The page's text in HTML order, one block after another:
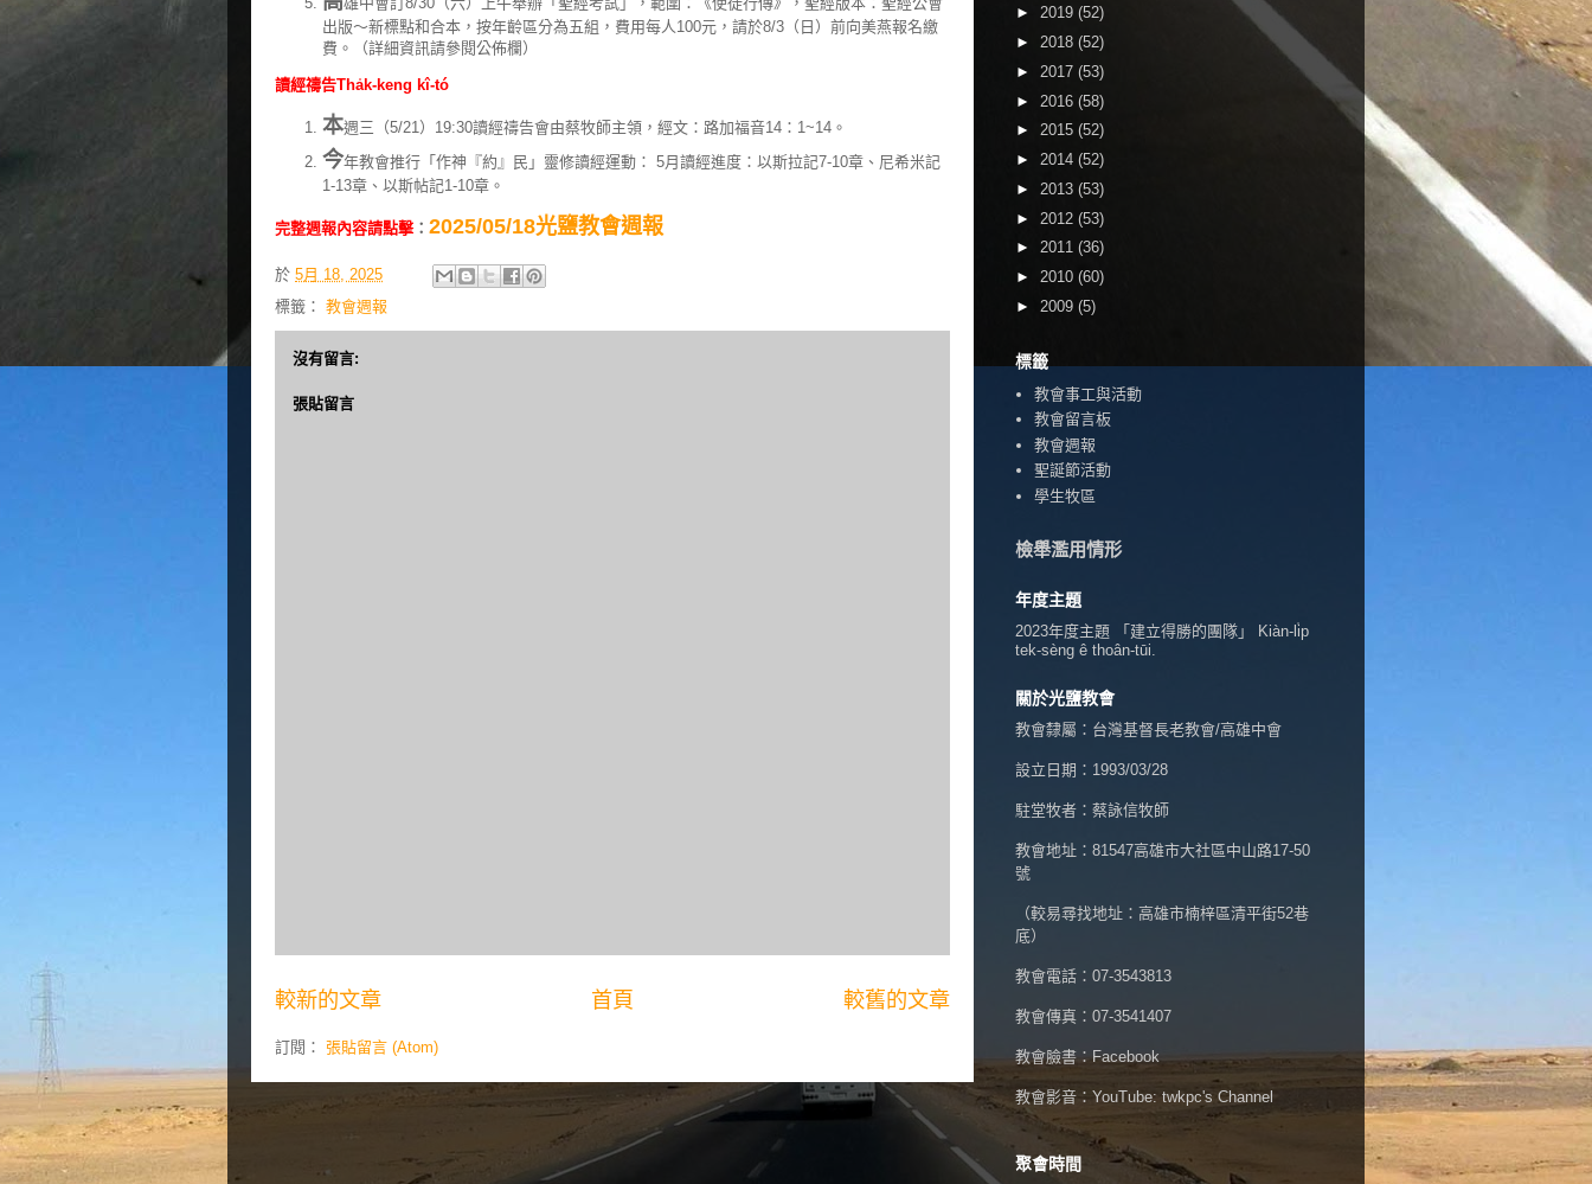
出版～新標點和合本，按年齡區分為五組，費用每人100元，請於8/3（日）前向美燕報名繳
費。（詳細資訊請參閱公佈欄）
讀經禱告Tha̍k-keng kî-tó
本週三（5/21）19:30讀經禱告會由蔡牧師主領，經文：路加福音14：1~14。
今年教會推行「作神『約』民」靈修讀經運動： 5月讀經進度：以斯拉記7-10章、尼希米記
1-13章、以斯帖記1-10章。
完整週報內容請點擊： 2025/05/18光鹽教會週報
於 5月 18, 2025
標籤： 教會週報
沒有留言:
張貼留言
較新的文章 較舊的文章
首頁
訂閱： 張貼留言 (Atom)
► 2019 (52)
► 2018 (52)
► 2017 (53)
► 2016 (58)
► 2015 (52)
► 2014 (52)
► 2013 (53)
► 2012 (53)
► 2011 (36)
► 2010 (60)
► 2009 (5)
標籤
教會事工與活動
教會留言板
教會週報
聖誕節活動
學生牧區
檢舉濫用情形
年度主題
2023年度主題 「建立得勝的團隊」 Kiàn-li̍p
tek-sèng ê thoân-tūi.
關於光鹽教會
教會隸屬：台灣基督長老教會/高雄中會
設立日期：1993/03/28
駐堂牧者：蔡詠信牧師
教會地址： 81547高雄市大社區中山路17-50
號
（較易尋找地址：高雄市楠梓區清平街52巷
底）
教會電話：07-3543813
教會傳真：07-3541407
教會臉書：Facebook
教會影音：YouTube: twkpc's Channel
聚會時間